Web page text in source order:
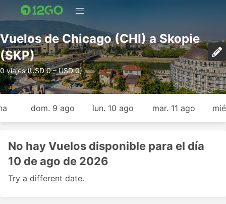
Vuelos de Chicago (CHI) a Skopie
(SKP)
0 viajes (USD 0 – USD 0)
dom. 9 ago lun. 10 ago mar. 11 ago
No hay Vuelos disponible para el día
10 de ago de 2026
Try a different date.